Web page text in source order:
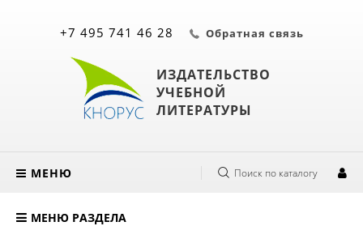
ИЗДАТЕЛЬСТВО
УЧЕБНОЙ
ЛИТЕРАТУРЫ
+7 495 741 46 28 Обратная связь
МЕНЮ Поиск по каталогу
МЕНЮ РАЗДЕЛА